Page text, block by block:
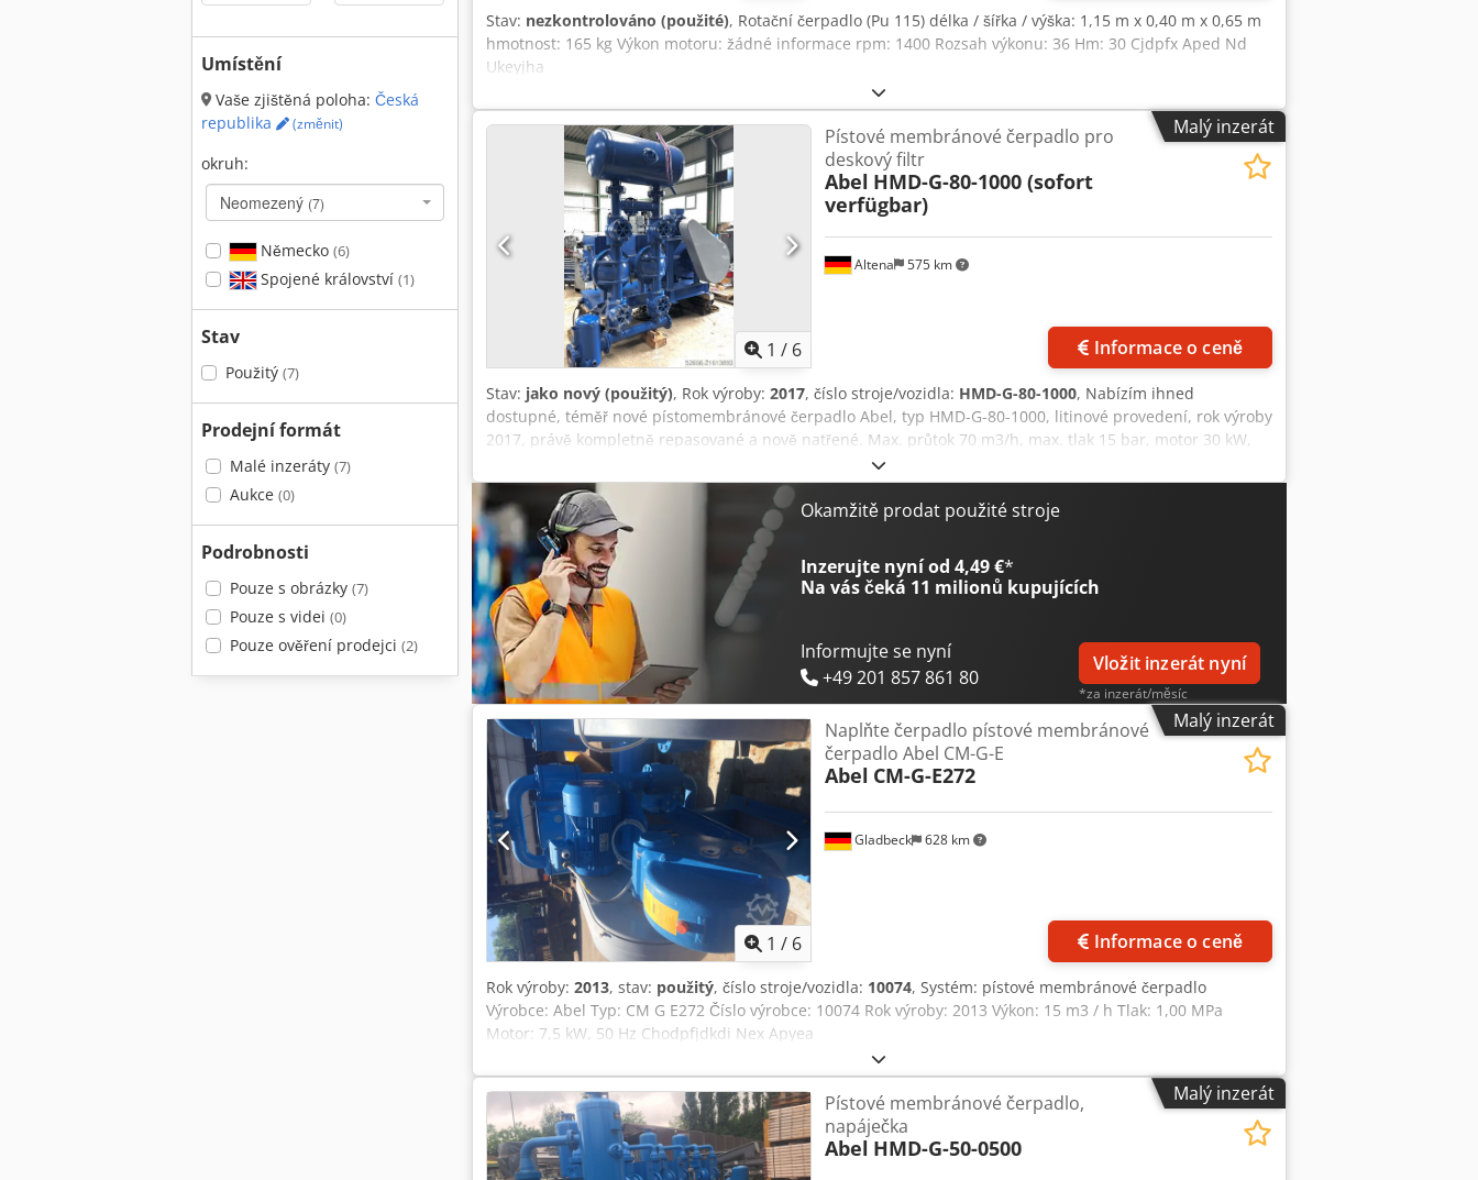
Umístění
Vaše zjištěná poloha: Česká
republika
(změnit)
okruh:
Neomezený (7)
Německo (6)
Spojené království (1)
Stav
Použitý (7)
Prodejní formát
Malé inzeráty (7)
Aukce (0)
Podrobnosti
Pouze s obrázky (7)
Pouze s videi (0)
Pouze ověření prodejci (2)
Stav: nezkontrolováno (použité), Rotační čerpadlo (Pu 115) délka / šířka / výška: 1,15 m x 0,40 m x 0,65 m
hmotnost: 165 kg Výkon motoru: žádné informace rpm: 1400 Rozsah výkonu: 36 Hm: 30 Cjdpfx Aped Nd
Ukeyjha
Malý inzerát
1 / 6
Altena 575 km
Pístové membránové čerpadlo pro
deskový filtr
Abel HMD-G-80-1000 (sofort
verfügbar)
Informace o ceně
Stav: jako nový (použitý), Rok výroby: 2017, číslo stroje/vozidla: HMD-G-80-1000, Nabízím ihned
dostupné, téměř nové pístomembránové čerpadlo Abel, typ HMD-G-80-1000, litinové provedení, rok výroby
2017, právě kompletně repasované a nově natřené. Max. průtok 70 m3/h, max. tlak 15 bar, motor 30 kW,
kompletně s novým rozvaděčem, frekvenčním měničem a snímačem tlaku. Velmi vhodné pro dlouhé
komorové filtrační lisy 1200 nebo 1500. Umístění: 58762 Altena. Stačí postavit, připojit a spustit… Codpfx
Ajyxxmgepyjha
Okamžitě prodat použité stroje
Inzerujte nyní od 4,49 €*
Na vás čeká 11 milionů kupujících
Informujte se nyní
+49 201 857 861 80
Vložit inzerát nyní
*za inzerát/měsíc
Malý inzerát
1 / 6
Gladbeck 628 km
Naplňte čerpadlo pístové membránové
čerpadlo Abel CM-G-E
Abel CM-G-E272
Informace o ceně
Rok výroby: 2013, stav: použitý, číslo stroje/vozidla: 10074, Systém: pístové membránové čerpadlo
Výrobce: Abel Typ: CM G E272 Číslo výrobce: 10074 Rok výroby: 2013 Výkon: 15 m3 / h Tlak: 1,00 MPa
Motor: 7,5 kW, 50 Hz Chodpfjdkdi Nex Apyea
Malý inzerát
Pístové membránové čerpadlo,
napáječka
Abel HMD-G-50-0500